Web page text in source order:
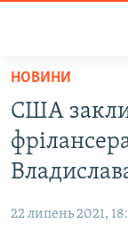
Перейти
основного
матеріалу
Перейти
до
основної
ВОДА.КРИМ
ВІДЕО ТА ФОТО
БЛОГИ
НОВИНИ
США
22 липень 2021,